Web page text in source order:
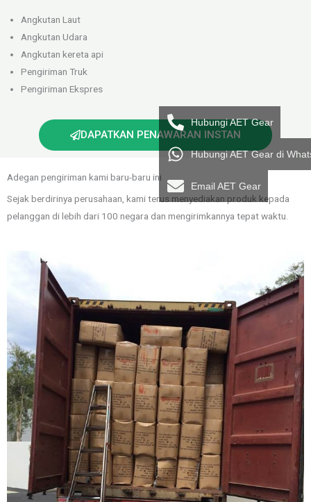
Angkutan Laut
Angkutan Udara
Angkutan kereta api
Pengiriman Truk
Pengiriman Ekspres
DAPATKAN PENAWARAN INSTAN
Adegan pengiriman kami baru-baru ini
Sejak berdirinya perusahaan, kami terus menyediakan produk kepada
pelanggan di lebih dari 100 negara dan mengirimkannya tepat waktu.
Hubungi AET Gear
Hubungi AET Gear di
Email AET Gear